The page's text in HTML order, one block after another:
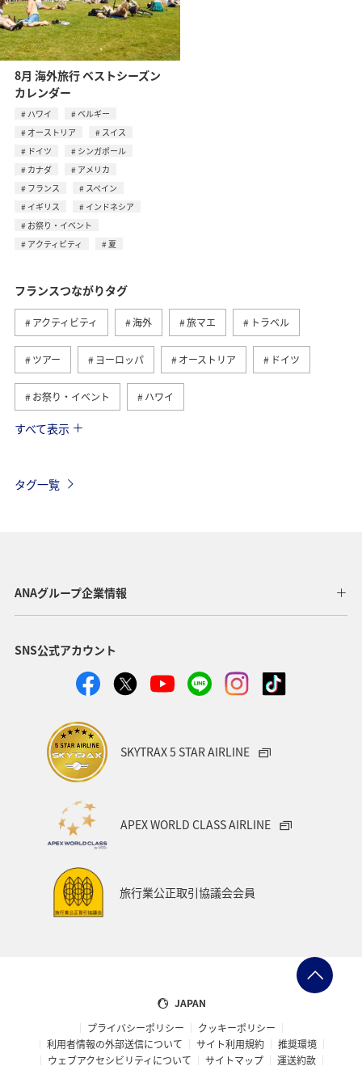
8月 海外旅行 ベストシーズン
カレンダー
ハワイ
ベルギー
オーストリア
スイス
ドイツ
シンガポール
カナダ
アメリカ
フランス
スペイン
イギリス
インドネシア
お祭り・イベント
アクティビティ
夏
フランスつながりタグ
アクティビティ 海外 旅マエ トラベル
ツアー ヨーロッパ オーストリア ドイツ
お祭り・イベント ハワイ
アメリカ
韓国 ANA Mall ライフ 日常
ショッピング＆ライフ
春 年末年始 クリスマス
すべて表示
タグ一覧
ANAグループ企業情報
SNS公式アカウント
SKYTRAX 5 STAR AIRLINE
APEX WORLD CLASS AIRLINE
旅行業公正取引協議会会員
JAPAN
プライバシーポリシー
クッキーポリシー
利用者情報の外部送信について
サイト利用規約
推奨環境
ウェブアクセシビリティについて
サイトマップ 運送約款